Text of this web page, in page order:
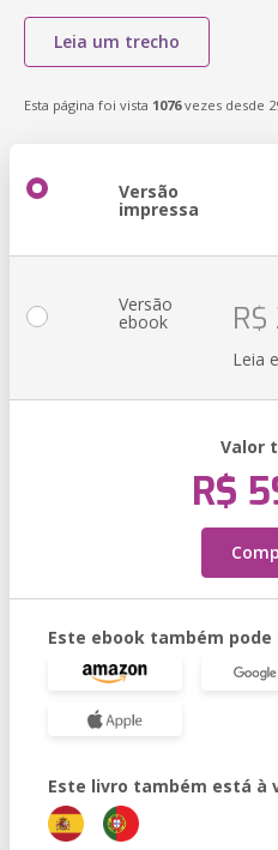
Leia um trecho
Esta página foi vista 1076vezes desde
Versão
impressa
Versão
ebook
Leia
Valor
R$
Este ebook também
Este livro também está à